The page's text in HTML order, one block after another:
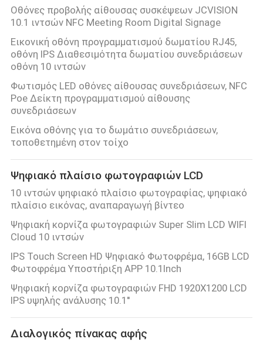
Οθόνες προβολής αίθουσας συσκέψεων JCVISION
10.1 ιντσών NFC Meeting Room Digital Signage
Εικονική οθόνη προγραμματισμού δωματίου RJ45,
οθόνη IPS Διαθεσιμότητα δωματίου συνεδριάσεων
οθόνη 10 ιντσών
Φωτισμός LED οθόνες αίθουσας συνεδριάσεων, NFC
Poe Δείκτη προγραμματισμού αίθουσης
συνεδριάσεων
Εικόνα οθόνης για το δωμάτιο συνεδριάσεων,
τοποθετημένη στον τοίχο
Ψηφιακό πλαίσιο φωτογραφιών LCD
10 ιντσών ψηφιακό πλαίσιο φωτογραφίας, ψηφιακό
πλαίσιο εικόνας, αναπαραγωγή βίντεο
Ψηφιακή κορνίζα φωτογραφιών Super Slim LCD WIFI
Cloud 10 ιντσών
IPS Touch Screen HD Ψηφιακό Φωτοφρέμα, 16GB LCD
Φωτοφρέμα Υποστήριξη APP 10.1Inch
Ψηφιακή κορνίζα φωτογραφιών FHD 1920X1200 LCD
IPS υψηλής ανάλυσης 10.1''
Διαλογικός πίνακας αφής